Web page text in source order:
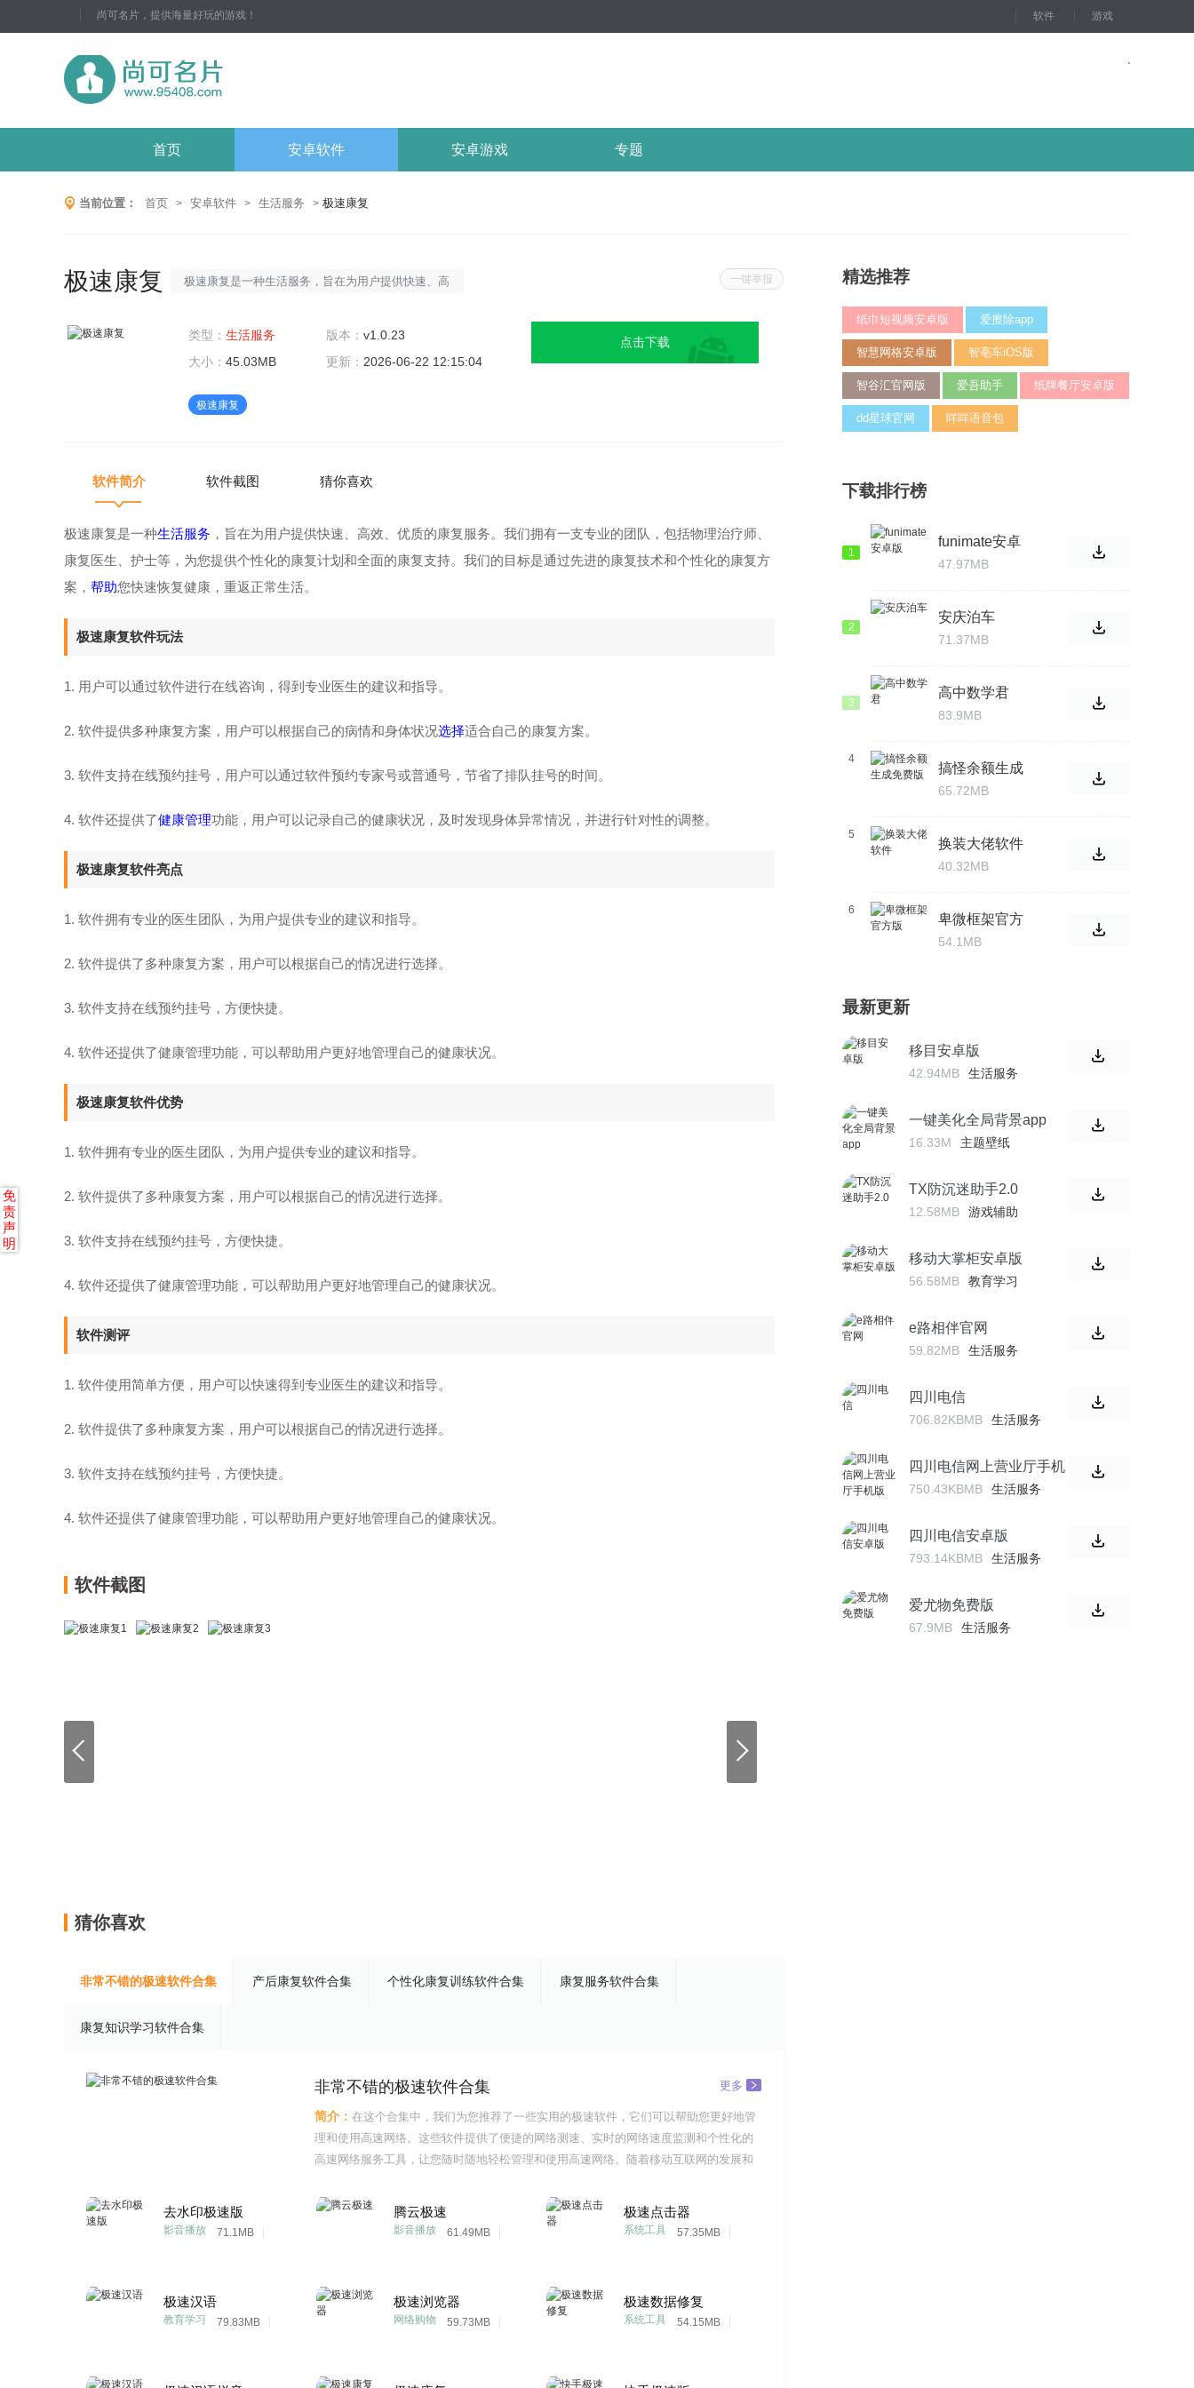
尚可名片，提供海量好玩的游戏！ 软件 游戏
首页 安卓软件 安卓游戏 专题
当前位置： 首页 > 安卓软件 > 生活服务 > 极速康复
一键举报
极速康复
极速康复是一种生活服务，旨在为用户提供快速、高
括物理治疗师、康复医生、护士等，为您提供个性化
的康复计划和全面的康复支持。我们的目标是通过先
健康，重返正常生活。极速康复软
类型： 生活服务 版本： v1.0.23
大小： 45.03MB 更新： 2026-06-22 12:15:04
极速康复
点击下载
软件简介 软件截图 猜你喜欢
极速康复是一种生活服务 ，旨在为用户提供快速、高效、优质的康复服务。我们拥有一支专业的团队，包括物理治疗师、
康复医生、护士等，为您提供个性化的康复计划和全面的康复支持。我们的目标是通过先进的康复技术和个性化的康复方
案， 帮助您快速恢复健康，重返正常生活。
极速康复软件玩法
1. 用户可以通过软件进行在线咨询，得到专业医生的建议和指导。
2. 软件提供多种康复方案，用户可以根据自己的病情和身体状况选择适合自己的康复方案。
3. 软件支持在线预约挂号，用户可以通过软件预约专家号或普通号，节省了排队挂号的时间。
4. 软件还提供了健康管理功能，用户可以记录自己的健康状况，及时发现身体异常情况，并进行针对性的调整。
极速康复软件亮点
1. 软件拥有专业的医生团队，为用户提供专业的建议和指导。
2. 软件提供了多种康复方案，用户可以根据自己的情况进行选择。
3. 软件支持在线预约挂号，方便快捷。
4. 软件还提供了健康管理功能，可以帮助用户更好地管理自己的健康状况。
极速康复软件优势
1. 软件拥有专业的医生团队，为用户提供专业的建议和指导。
2. 软件提供了多种康复方案，用户可以根据自己的情况进行选择。
3. 软件支持在线预约挂号，方便快捷。
4. 软件还提供了健康管理功能，可以帮助用户更好地管理自己的健康状况。
软件测评
1. 软件使用简单方便，用户可以快速得到专业医生的建议和指导。
2. 软件提供了多种康复方案，用户可以根据自己的情况进行选择。
3. 软件支持在线预约挂号，方便快捷。
4. 软件还提供了健康管理功能，可以帮助用户更好地管理自己的健康状况。
软件截图
猜你喜欢
非常不错的极速软件合集 产后康复软件合集 个性化康复训练软件合集 康复服务软件合集
康复知识学习软件合集
非常不错的极速软件合集 更多
简介： 在这个合集中，我们为您推荐了一些实用的极速软件，它们可以帮助您更好地管
理和使用高速网络。这些软件提供了便捷的网络测速、实时的网络速度监测和个性化的
高速网络服务工具，让您随时随地轻松管理和使用高速网络。随着移动互联网的发展和
通过使用极速软件，您可以方便地测试网络速度、查看网络连接状态、进行网络设置
等，实现自己的高速网络需求。
去水印极速版
71.1MB
影音播放
腾云极速
61.49MB
影音播放
极速点击器
57.35MB
系统工具
极速汉语
79.83MB
教育学习
极速浏览器
59.73MB
网络购物
极速数据修复
54.15MB
系统工具
精选推荐
纸巾短视频安卓版 爱擦除app
智慧网格安卓版 智亳车iOS版
智谷汇官网版 爱吾助手 纸牌餐厅安卓版
dd星球官网 咩咩语音包
下载排行榜
1
funimate安卓
版
47.97MB
2
安庆泊车
71.37MB
3
高中数学君
83.9MB
4
搞怪余额生成
免费版
65.72MB
5
换装大佬软件
40.32MB
6
卑微框架官方
版
54.1MB
最新更新
移目安卓版
42.94MB 生活服务
一键美化全局背景app
16.33M 主题壁纸
TX防沉迷助手2.0
12.58MB 游戏辅助
移动大掌柜安卓版
56.58MB 教育学习
e路相伴官网
59.82MB 生活服务
四川电信
706.82KBMB 生活服务
四川电信网上营业厅手机
版
750.43KBMB 生活服务
四川电信安卓版
793.14KBMB 生活服务
爱尤物免费版
67.9MB 生活服务
免
责
声
明